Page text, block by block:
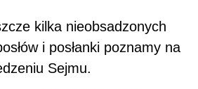
kilka nieobsadzonych
i posłanki poznamy na
Sejmu.